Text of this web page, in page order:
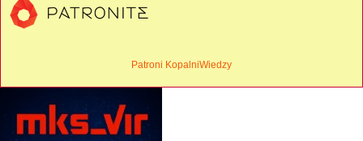
Patroni KopalniWiedzy